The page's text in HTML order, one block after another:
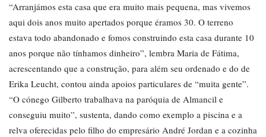
“Arranjámos esta casa que era muito mais pequena, mas vivemos
aqui dois anos muito apertados porque éramos 30. O terreno
estava todo abandonado e fomos construindo esta casa durante 10
anos porque não tínhamos dinheiro”, lembra Maria de Fátima,
acrescentando que a construção, para além seu ordenado e do de
Erika Leucht, contou ainda apoios particulares de “muita gente”.
“O cónego Gilberto trabalhava na paróquia de Almancil e
conseguiu muito”, sustenta, dando como exemplo a piscina e a
relva oferecidas pelo filho do empresário André Jordan e a cozinha